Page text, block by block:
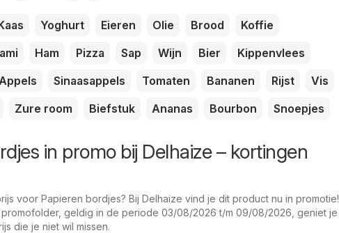
Yoghurt Eieren Olie Brood
Koffie
Ham Pizza Sap Wijn Bier
Kippenvlees
Appels Sinaasappels Tomaten Bananen Rijst
Vis
Zure room Biefstuk Ananas Bourbon Snoepjes
in promo bij Delhaize – kortingen
voor Papieren bordjes? Bij Delhaize vind je dit product nu in promotie!
geldig in de periode 03/08/2026 t/m 09/08/2026, geniet je
die je niet wil missen.